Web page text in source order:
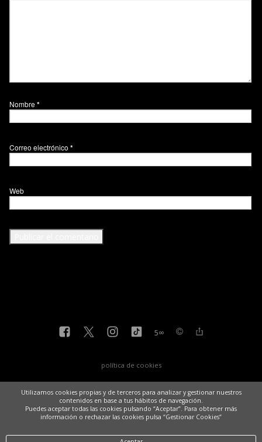
Nombre*
Correo electrónico *
Web
5∞
política de cookies
Utilizamos cookies propias y de terceros para analizar y gestionar nuestros
contenidos en base a tus hábitos de navegación.
Puedes aceptar todas las cookies pulsando “Aceptar”. Para obtener más
información o rechazar las cookies pulsa “Gestionar Cookies“